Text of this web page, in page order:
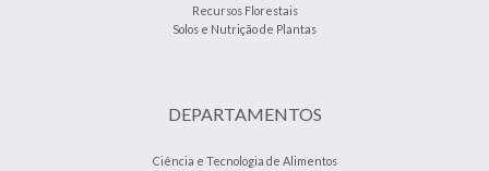
Recursos Florestais
Solos e Nutrição de Plantas
DEPARTAMENTOS
Ciência e Tecnologia de Alimentos